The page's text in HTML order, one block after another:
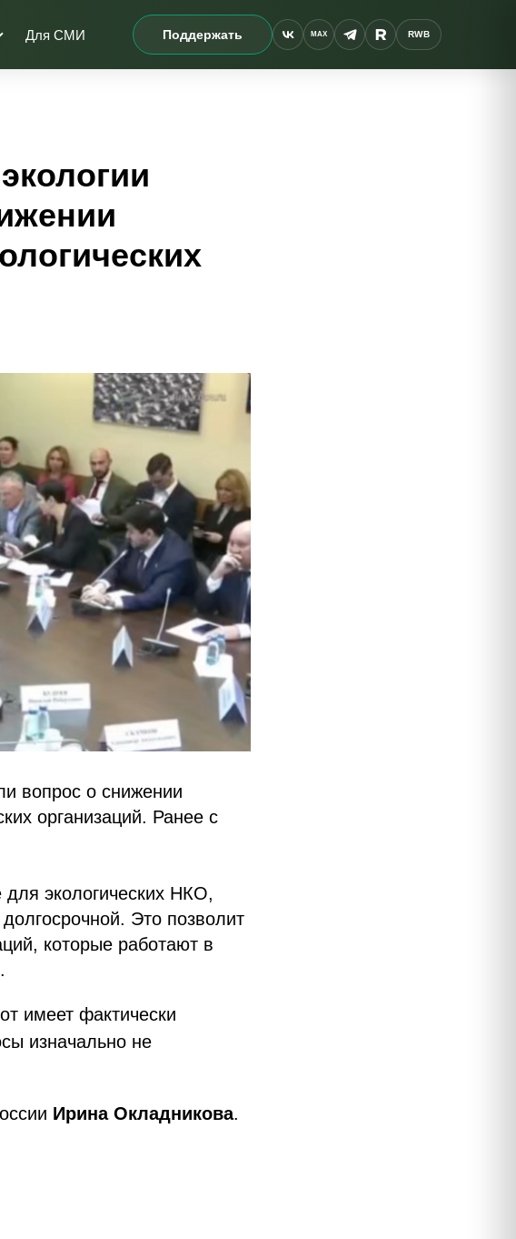
Для СМИ Поддержать MAX RWB
вопрос о снижении
организаций. Ранее с
экологических НКО,
Это позволит
которые работают в
имеет фактически
изначально не
Ирина Окладникова.